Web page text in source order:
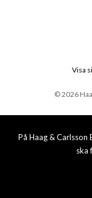
På Haag &
ska
© 2026
Visa